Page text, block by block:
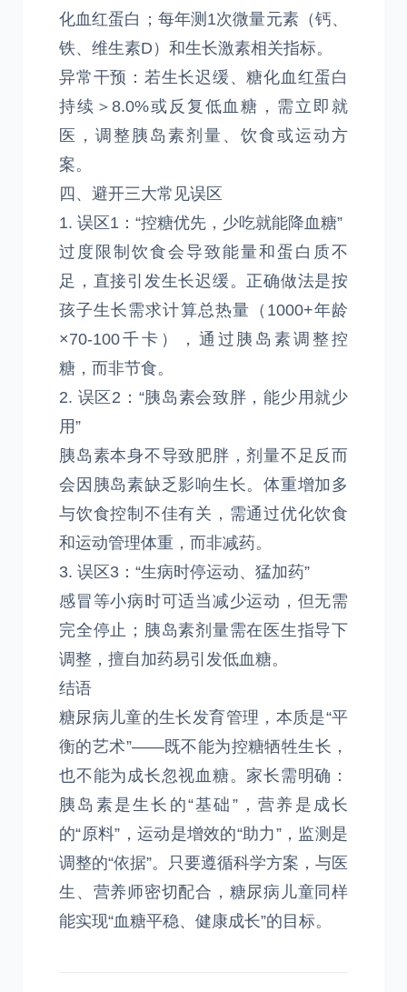
化血红蛋白；每年测1次微量元素（钙、
铁、维生素D）和生长激素相关指标。
异常干预：若生长迟缓、糖化血红蛋白
持续＞8.0%或反复低血糖，需立即就
医，调整胰岛素剂量、饮食或运动方
案。
四、避开三大常见误区
1. 误区1：“控糖优先，少吃就能降血糖”
过度限制饮食会导致能量和蛋白质不
足，直接引发生长迟缓。正确做法是按
孩子生长需求计算总热量（1000+年龄
×70-100千卡），通过胰岛素调整控
糖，而非节食。
2. 误区2：“胰岛素会致胖，能少用就少
用”
胰岛素本身不导致肥胖，剂量不足反而
会因胰岛素缺乏影响生长。体重增加多
与饮食控制不佳有关，需通过优化饮食
和运动管理体重，而非减药。
3. 误区3：“生病时停运动、猛加药”
感冒等小病时可适当减少运动，但无需
完全停止；胰岛素剂量需在医生指导下
调整，擅自加药易引发低血糖。
结语
糖尿病儿童的生长发育管理，本质是“平
衡的艺术”——既不能为控糖牺牲生长，
也不能为成长忽视血糖。家长需明确：
胰岛素是生长的“基础”，营养是成长
的“原料”，运动是增效的“助力”，监测是
调整的“依据”。只要遵循科学方案，与医
生、营养师密切配合，糖尿病儿童同样
能实现“血糖平稳、健康成长”的目标。